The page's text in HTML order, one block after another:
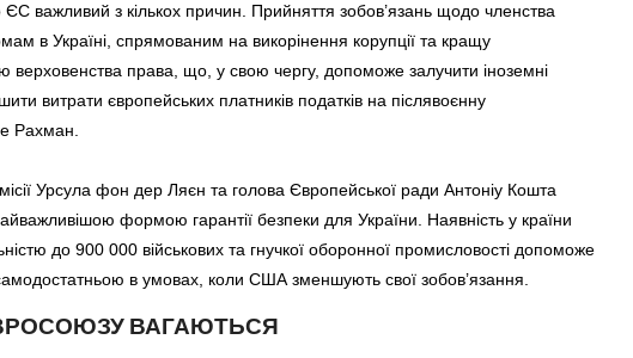
ЄС важливий з кількох причин. Прийняття зобов’язань щодо членства
в Україні, спрямованим на викорінення корупції та кращу
верховенства права, що, у свою чергу, допоможе залучити іноземні
витрати європейських платників податків на післявоєнну
Рахман.
Урсула фон дер Ляєн та голова Європейської ради Антоніу Кошта
формою гарантії безпеки для України. Наявність у країни
до 900 000 військових та гнучкої оборонної промисловості допоможе
в умовах, коли США зменшують свої зобов’язання.
ВАГАЮТЬСЯ